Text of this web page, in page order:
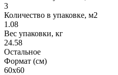
3
Количество в упаковке, м2
1.08
Вес упаковки, кг
24.58
Остальное
Формат (см)
60x60